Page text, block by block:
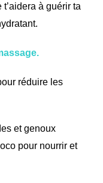
à guérir ta
réduire les
et genoux
pour nourrir et